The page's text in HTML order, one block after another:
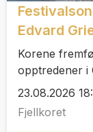
Edvard
Korene
opptredener i
23.08.2026
Fjellkoret